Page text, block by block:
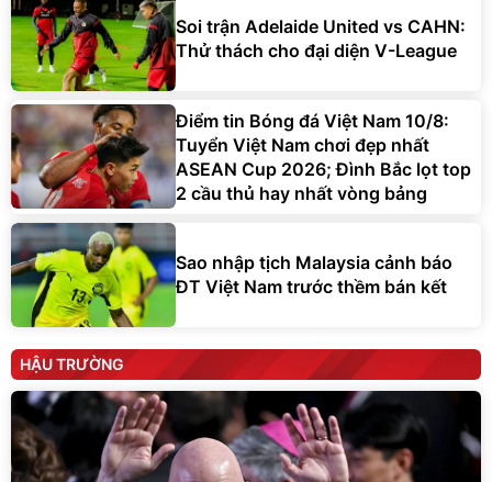
Soi trận Adelaide United vs CAHN:
Thử thách cho đại diện V-League
Điểm tin Bóng đá Việt Nam 10/8:
Tuyển Việt Nam chơi đẹp nhất
ASEAN Cup 2026; Đình Bắc lọt top
2 cầu thủ hay nhất vòng bảng
Sao nhập tịch Malaysia cảnh báo
ĐT Việt Nam trước thềm bán kết
HẬU TRƯỜNG